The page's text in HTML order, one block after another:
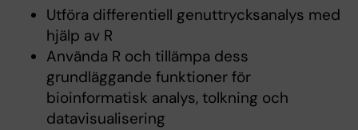
Utföra differentiell genuttrycksanalys med
hjälp av R
Använda R och tillämpa dess
grundläggande funktioner för
bioinformatisk analys, tolkning och
datavisualisering